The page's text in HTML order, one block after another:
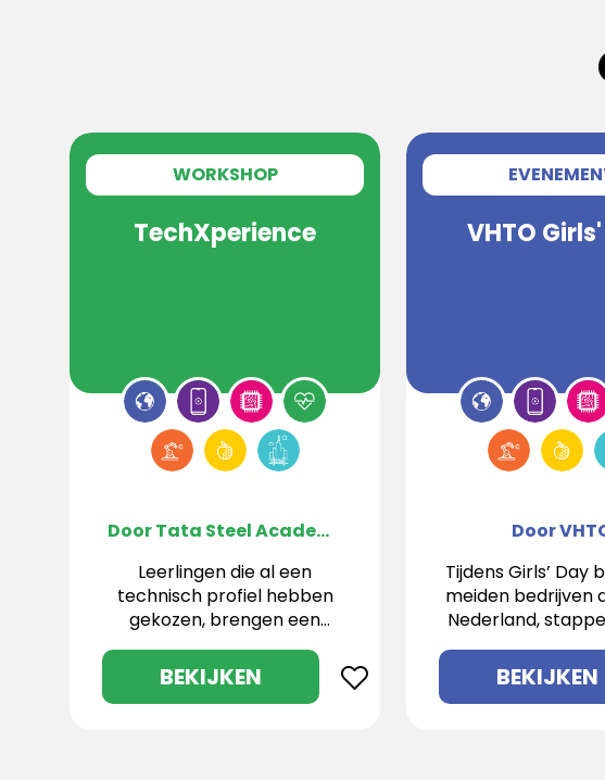
WORKSHOP
TechXperience
Door Tata Steel Academy
Leerlingen die al een
technisch profiel hebben
gekozen, brengen een
bezoek aan de Tata Steel
Academy om te zien wat
er allemaal mogelijk is
BEKIJKEN
VHTO
Door
Tijdens Girls’ Day
meiden bedrijven
Nederland,
de werkvloer
ontdekken ze al
welke toffe
BEKIJKEN